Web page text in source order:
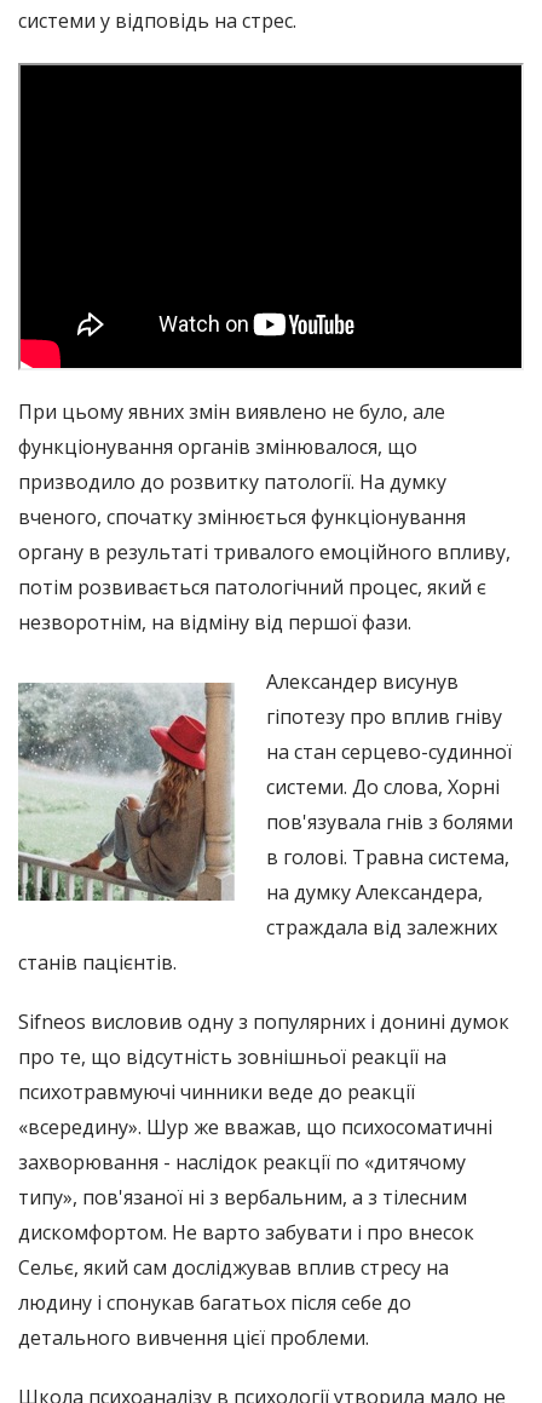
системи у відповідь на стрес.
При цьому явних змін виявлено не було, але
функціонування органів змінювалося, що
призводило до розвитку патології. На думку
вченого, спочатку змінюється функціонування
органу в результаті тривалого емоційного впливу,
потім розвивається патологічний процес, який є
незворотнім, на відміну від першої фази.
Александер висунув
гіпотезу про вплив гніву
на стан серцево-судинної
системи. До слова, Хорні
пов'язувала гнів з болями
в голові. Травна система,
на думку Александера,
страждала від залежних
станів пацієнтів.
Sifneos висловив одну з популярних і донині думок
про те, що відсутність зовнішньої реакції на
психотравмуючі чинники веде до реакції
«всередину». Шур же вважав, що психосоматичні
захворювання - наслідок реакції по «дитячому
типу», пов'язаної ні з вербальним, а з тілесним
дискомфортом. Не варто забувати і про внесок
Сельє, який сам досліджував вплив стресу на
людину і спонукав багатьох після себе до
детального вивчення цієї проблеми.
Школа психоаналізу в психології утворила мало не